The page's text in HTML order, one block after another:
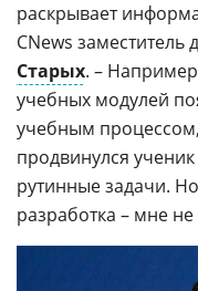
раскрывает
CNews заместитель
Старых. –
учебных модулей
учебным
продвинулся
рутинные задачи.
разработка – мне не